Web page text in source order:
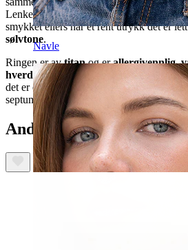
Navle
Lenkedetaljen sitter foran på ringen og
smykket ellers har et rent utrykk det er
sølvtone.
Ringen er avtitanog erallergivennlig,
hverdagsbruk .Hengsellåsen
åpnes og
det er enkelt å bytte smykker. Passer til
septumpiercinger.
Andre har også kjøpt